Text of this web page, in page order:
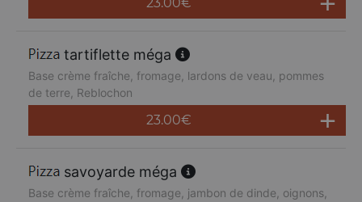
tartiflette méga
Base crème fraîche, fromage, lardons de veau, pommes
de terre, Reblochon
23.00€
savoyarde méga
Base crème fraîche, fromage, jambon de dinde, oignons,